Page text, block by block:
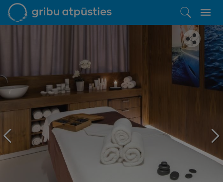
Iepatikās šis piedāvājums?
Līdz brīnišķīgai atpūtai atlikuši tikai daži soļi
PĒRKU